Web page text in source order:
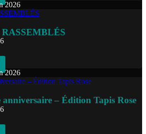
2026
2026
– Édition Tapis Rose